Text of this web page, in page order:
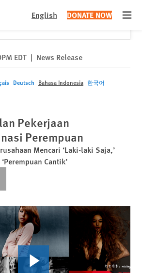
English DONATE NOW
read this page in English?
EDT | News Release
Deutsch Bahasa Indonesia 한국어
Pekerjaan
Perempuan
Mencari ‘Laki-laki Saja,’
Cantik’
Bluesky
sharing options